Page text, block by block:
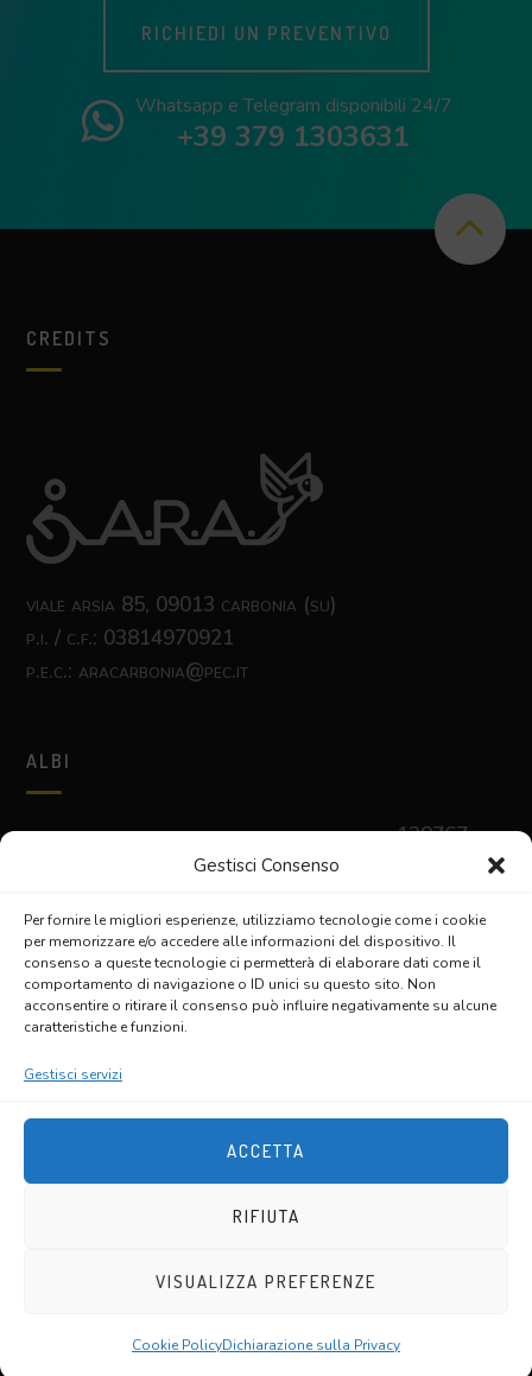
Gestisci Consenso
Per fornire le migliori esperienze, utilizziamo tecnologie come i cookie
per memorizzare e/o accedere alle informazioni del dispositivo. Il
consenso a queste tecnologie ci permetterà di elaborare dati come il
comportamento di navigazione o ID unici su questo sito. Non
acconsentire o ritirare il consenso può influire negativamente su alcune
caratteristiche e funzioni.
Gestisci servizi
ACCETTA
RIFIUTA
VISUALIZZA PREFERENZE
Cookie PolicyDichiarazione sulla Privacy
RICHIEDI UN PREVENTIVO
Whatsapp e Telegram disponibili 24/7
+39 379 1303631
CREDITS
viale arsia 85, 09013 carbonia (su)
p.i. / c.f.: 03814970921
p.e.c.: aracarbonia@pec.it
ALBI
albo nazionale delle cooperative socialin. c128767
albo delle cooperative sociali regione sardegna
PRIVACY E COOKIES
privacy policy
cookie policy
Società Cooperativa Sociale -